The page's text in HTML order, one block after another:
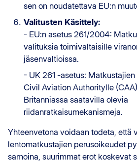
sen on noudatettava EU:n
Valitusten Käsittely:
- EU:n asetus 261/2004:
valituksia toimivaltaisille
jäsenvaltioissa.
- UK 261 -asetus:
Civil Aviation Authoritylle
Britanniassa saatavilla olevia
riidanratkaisumekanismeja.
Yhteenvetona voidaan todeta, että
lentomatkustajien perusoikeudet
samoina, suurimmat erot koskevat